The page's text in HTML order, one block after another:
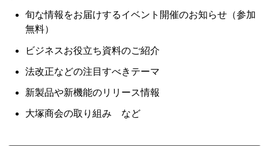
旬な情報をお届けするイベント開催のお知らせ（参加
無料）
ビジネスお役立ち資料のご紹介
法改正などの注目すべきテーマ
新製品や新機能のリリース情報
大塚商会の取り組み など